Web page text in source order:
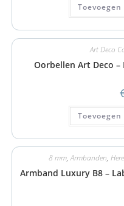
Art Deco
Oorbellen Art Deco
8 mm,Armbanden,
Armband Luxury B8 –